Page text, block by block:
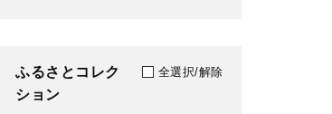
029
ふるさとコレク
ション
全選択/解除